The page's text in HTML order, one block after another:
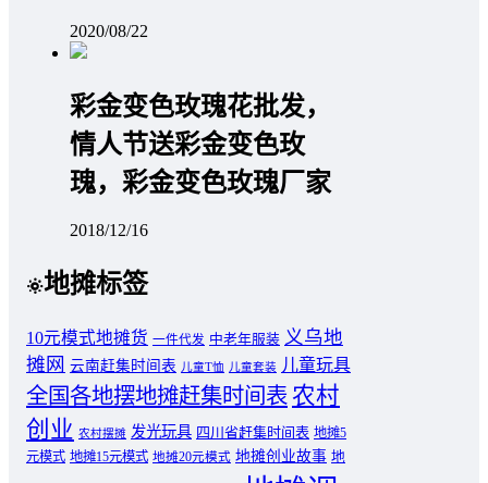
2020/08/22
彩金变色玫瑰花批发，
情人节送彩金变色玫
瑰，彩金变色玫瑰厂家
2018/12/16
地摊标签
10元模式地摊货 一件代发 中老年服装 义乌地
摊网 云南赶集时间表 儿童T恤 儿童套装 儿童玩具
全国各地摆地摊赶集时间表 农村
创业 农村摆摊 发光玩具 四川省赶集时间表 地摊5
元模式 地摊15元模式 地摊20元模式 地摊创业故事 地